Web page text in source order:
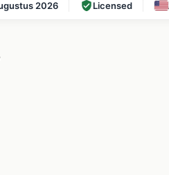
2026 Licensed